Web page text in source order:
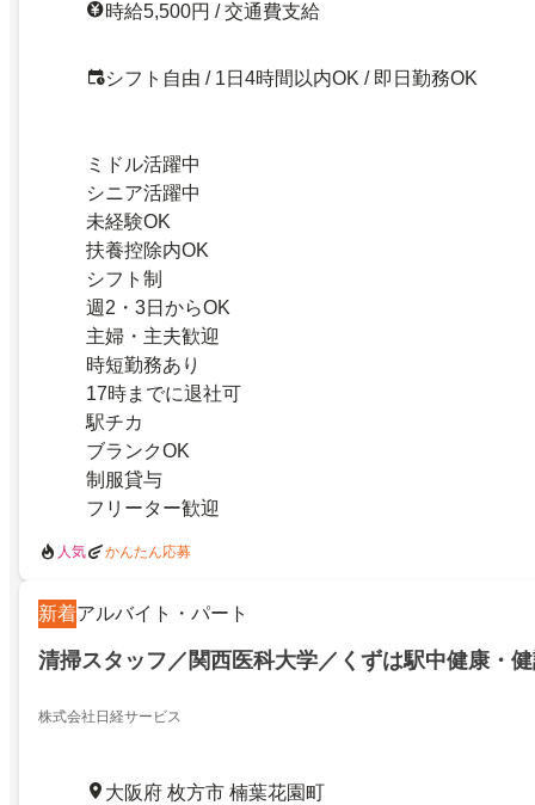
時給5,500円 / 交通費支給
シフト自由 / 1日4時間以内OK / 即日勤務OK
ミドル活躍中
シニア活躍中
未経験OK
扶養控除内OK
シフト制
週2・3日からOK
主婦・主夫歓迎
時短勤務あり
17時までに退社可
駅チカ
ブランクOK
制服貸与
フリーター歓迎
人気 かんたん応募
新着アルバイト・パート
清掃スタッフ／関西医科大学／くずは駅中健康・
株式会社日経サービス
大阪府 枚方市 楠葉花園町